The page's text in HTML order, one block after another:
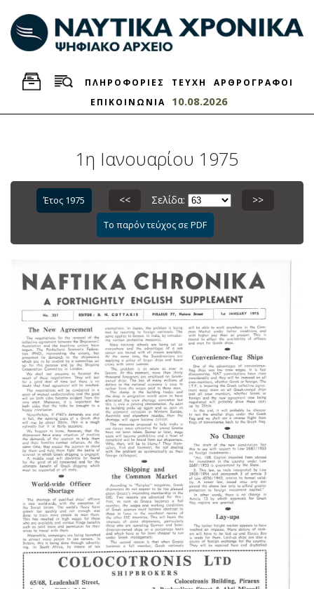
ΠΛΗΡΟΦΟΡΙΕΣ ΤΕΥΧΗ
ΑΡΘΡΟΓΡΑΦΟΙ
ΕΠΙΚΟΙΝΩΝΙΑ
10.08.2026
1η Ιανουαρίου 1975
Έτος 1975 << Σελίδα: >>
Το παρόν τεύχος σε PDF